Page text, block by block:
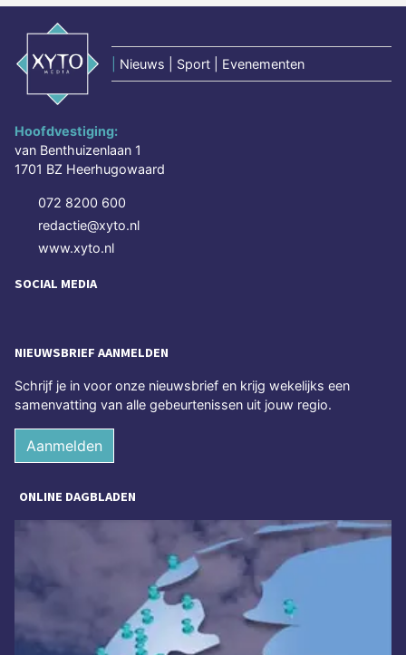
Nieuws | Sport | Evenementen
Hoofdvestiging:
van Benthuizenlaan 1
1701 BZ Heerhugowaard
072 8200 600
redactie@xyto.nl
www.xyto.nl
SOCIAL MEDIA
NIEUWSBRIEF AANMELDEN
Schrijf je in voor onze nieuwsbrief en krijg wekelijks een
samenvatting van alle gebeurtenissen uit jouw regio.
Aanmelden
ONLINE DAGBLADEN